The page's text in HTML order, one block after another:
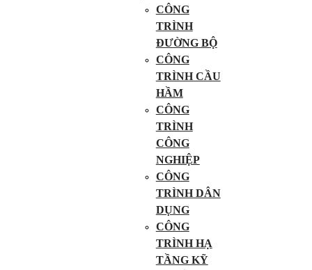
CÔNG
TRÌNH
ĐƯỜNG BỘ
CÔNG
TRÌNH CẦU
HẦM
CÔNG
TRÌNH
CÔNG
NGHIỆP
CÔNG
TRÌNH DÂN
DỤNG
CÔNG
TRÌNH HẠ
TẦNG KỸ